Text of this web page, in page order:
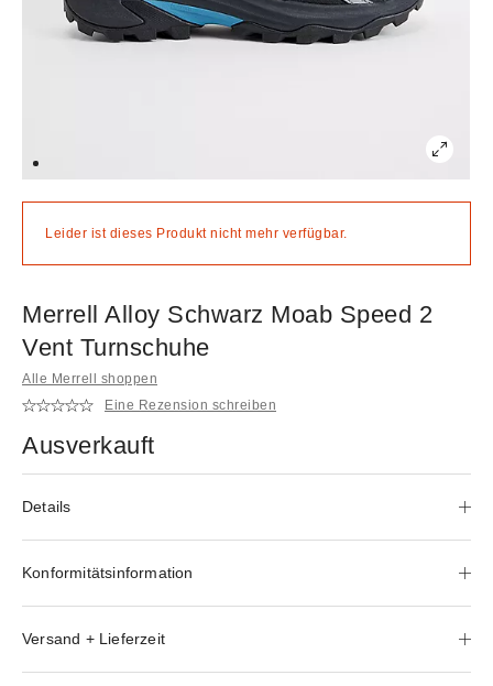
Leider ist dieses Produkt nicht mehr verfügbar.
Merrell Alloy Schwarz Moab Speed 2
Vent Turnschuhe
Alle Merrell shoppen
Eine Rezension schreiben
Ausverkauft
Details
Konformitätsinformation
Versand + Lieferzeit